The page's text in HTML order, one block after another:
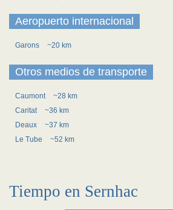
Aeropuerto internacional
Garons ~20 km
Otros medios de transporte
Caumont
~28 km
Caritat
~36 km
Deaux
~37 km
Le Tube
~52 km
Tiempo en Sernhac